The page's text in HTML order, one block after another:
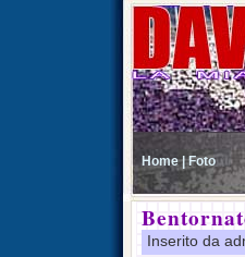
Home | Foto
Inserito da